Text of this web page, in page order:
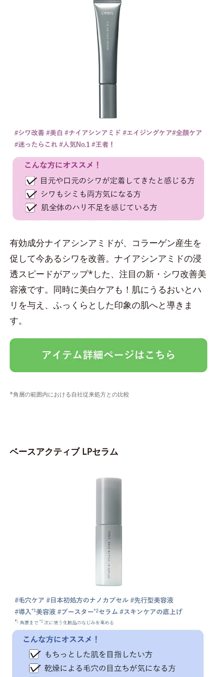
有効成分ナイアシンアミドが、コラーゲン産生を
促して今あるシワを改善。ナイアシンアミドの浸
透スピードがアップ*した、注目の新・シワ改善美
容液です。同時に美白ケアも！肌にうるおいとハ
リを与え、ふっくらとした印象の肌へと導きま
す。
*角層の範囲内における自社従来処方との比較
ベースアクティブ LPセラム